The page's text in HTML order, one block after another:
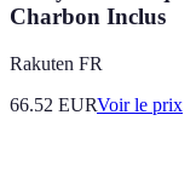
Charbon Inclus
Rakuten FR
66.52 EURVoir le prix